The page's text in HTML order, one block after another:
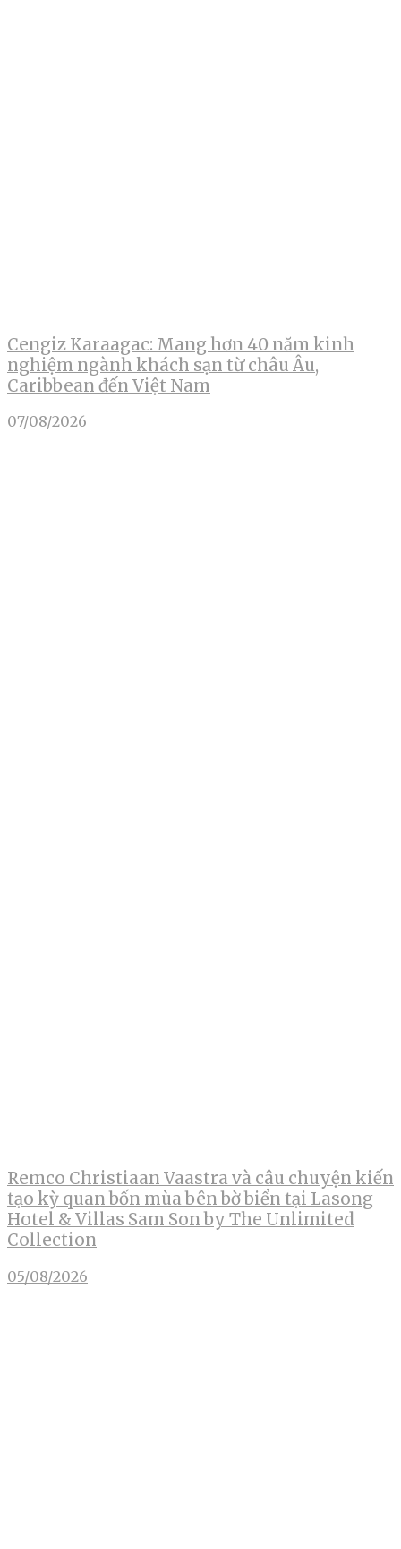
Cengiz Karaagac: Mang hơn 40 năm kinh
nghiệm ngành khách sạn từ châu Âu,
Caribbean đến Việt Nam
07/08/2026
Remco Christiaan Vaastra và câu chuyện kiến
tạo kỳ quan bốn mùa bên bờ biển tại Lasong
Hotel & Villas Sam Son by The Unlimited
Collection
05/08/2026